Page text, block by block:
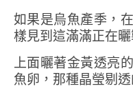
如果是烏魚產季，
樣見到這滿滿正在
上面曬著金黃透亮
魚卵，那種晶瑩剔